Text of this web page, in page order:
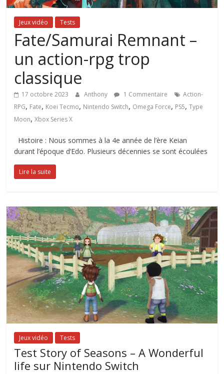
Jeux vidéo Tests
Fate/Samurai Remnant –
un action-rpg trop
classique
17 octobre 2023 Anthony 1 Commentaire
Action-
RPG, Fate, Koei Tecmo, Nintendo Switch, Omega Force, PS5,Type
Moon,Xbox Series X
Histoire : Nous sommes à la 4e année de l’ère Keian
durant l’époque d’Edo. Plusieurs décennies se sont écoulées
Lire la suite
Jeux vidéo Tests
Test Story of Seasons – A Wonderful
life sur Nintendo Switch